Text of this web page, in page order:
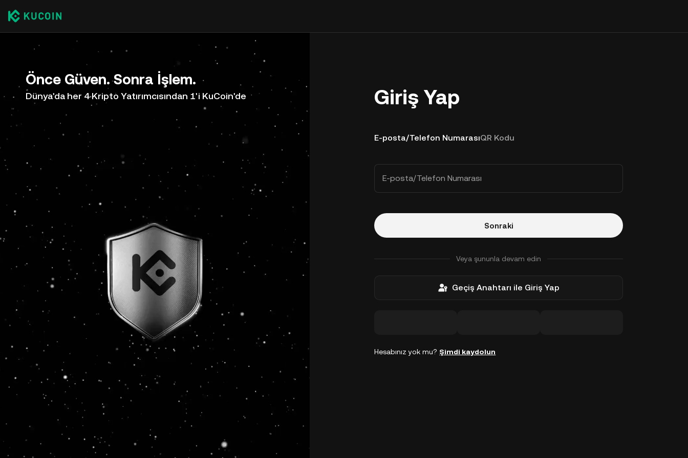
Önce Güven. Sonra İşlem.
Dünya'da her 4 Kripto Yatırımcısından 1'i KuCoin'de Giriş Yap
E-posta/Telefon NumarasıQR Kodu
E-posta/Telefon Numarası
Sonraki
Veya şununla devam edin
Geçiş Anahtarı ile Giriş Yap
Hesabınız yok mu? Şimdi kaydolun